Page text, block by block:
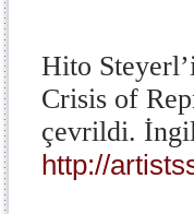
Hito
Crisis of
çevrildi.
http://